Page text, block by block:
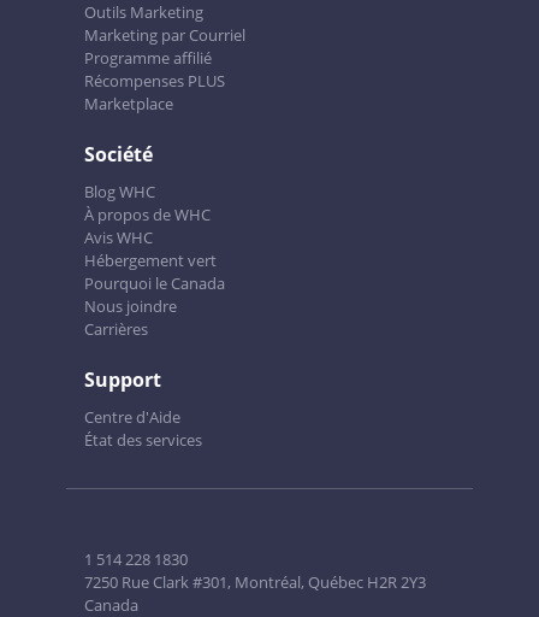
Outils Marketing
Marketing par Courriel
Programme affilié
Récompenses PLUS
Marketplace
Société
Blog WHC
À propos de WHC
Avis WHC
Hébergement vert
Pourquoi le Canada
Nous joindre
Carrières
Support
Centre d'Aide
État des services
1 514 228 1830
7250 Rue Clark #301, Montréal, Québec H2R 2Y3
Canada